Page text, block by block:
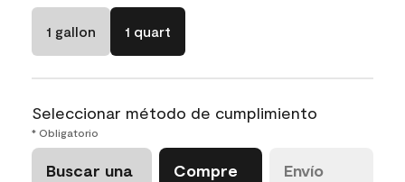
1 gallon 1 quart
Seleccionar método de cumplimiento
* Obligatorio
Buscar una
Compre
Envío